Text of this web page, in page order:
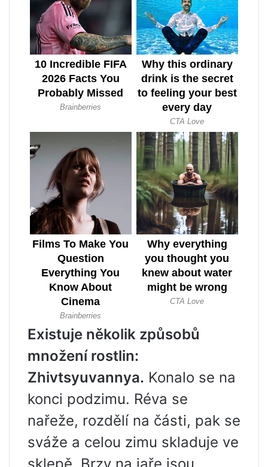
Existuje několik způsobů
množení rostlin:
Zhivtsyuvannya. Konalo se na
konci podzimu. Réva se
nařeže, rozdělí na části, pak se
sváže a celou zimu skladuje ve